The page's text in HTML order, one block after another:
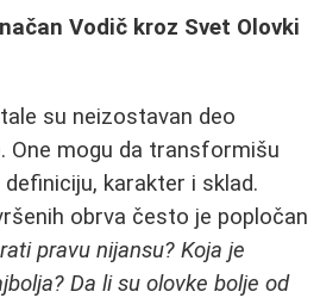
Vodič kroz Svet Olovki
su neizostavan deo
One mogu da transformišu
karakter i sklad.
obrva često je popločan
pravu nijansu? Koja je
Da li su olovke bolje od